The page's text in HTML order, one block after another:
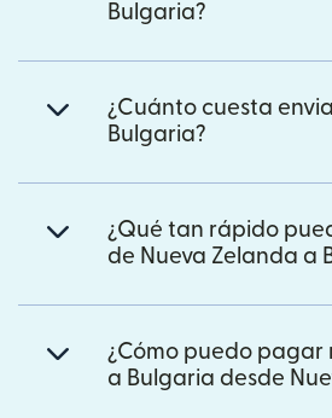
Bulgaria?
¿Cuánto cuesta
Bulgaria?
¿Qué tan rápido
de Nueva Zelanda a
¿Cómo puedo pagar
a Bulgaria desde